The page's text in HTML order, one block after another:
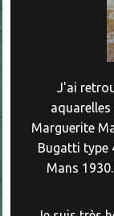
J'ai
Marguerite
Bugatti type
Mans